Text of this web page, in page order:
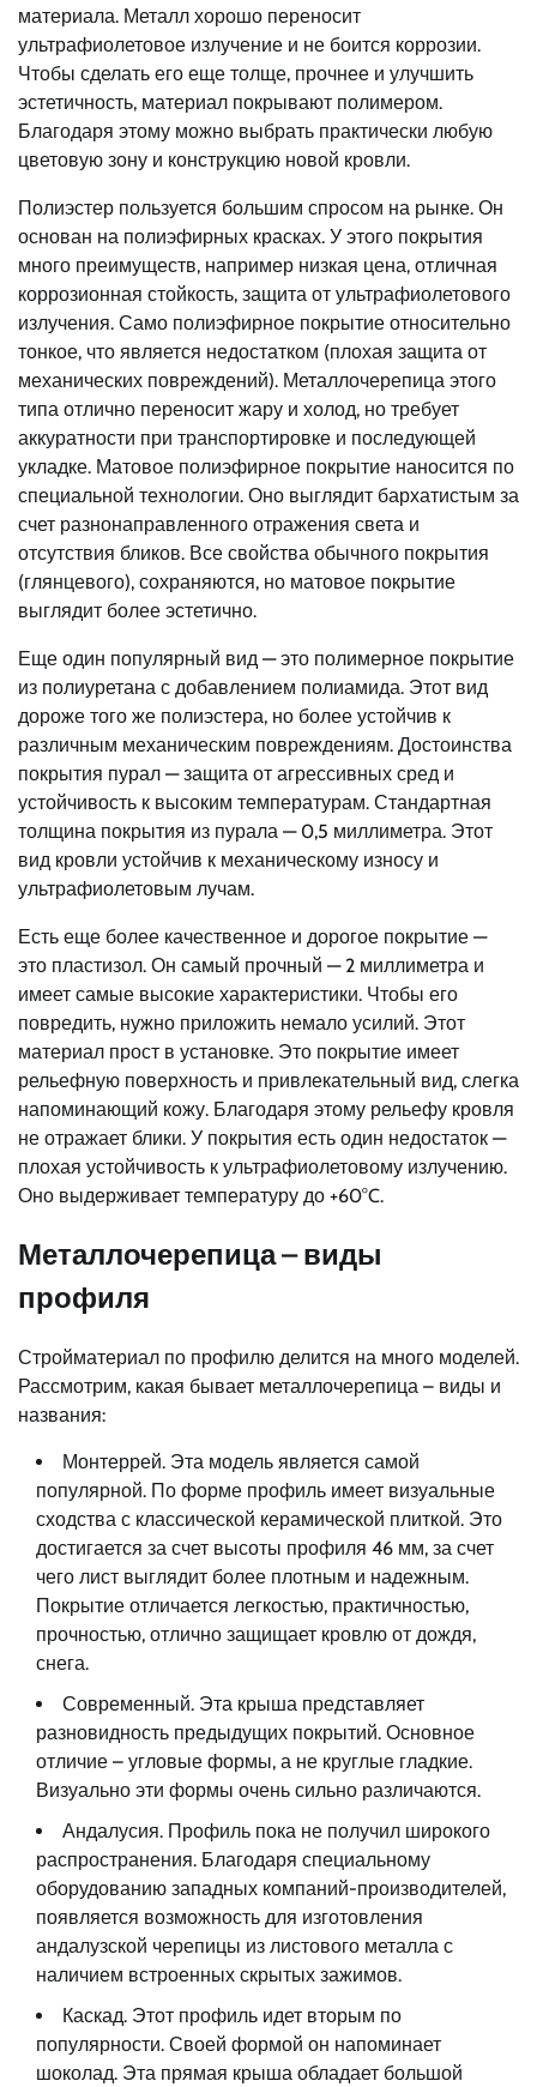
материала. Металл хорошо переносит
ультрафиолетовое излучение и не боится коррозии.
Чтобы сделать его еще толще, прочнее и улучшить
эстетичность, материал покрывают полимером.
Благодаря этому можно выбрать практически любую
цветовую зону и конструкцию новой кровли.
Полиэстер пользуется большим спросом на рынке. Он
основан на полиэфирных красках. У этого покрытия
много преимуществ, например низкая цена, отличная
коррозионная стойкость, защита от ультрафиолетового
излучения. Само полиэфирное покрытие относительно
тонкое, что является недостатком (плохая защита от
механических повреждений). Металлочерепица этого
типа отлично переносит жару и холод, но требует
аккуратности при транспортировке и последующей
укладке. Матовое полиэфирное покрытие наносится по
специальной технологии. Оно выглядит бархатистым за
счет разнонаправленного отражения света и
отсутствия бликов. Все свойства обычного покрытия
(глянцевого), сохраняются, но матовое покрытие
выглядит более эстетично.
Еще один популярный вид — это полимерное покрытие
из полиуретана с добавлением полиамида. Этот вид
дороже того же полиэстера, но более устойчив к
различным механическим повреждениям. Достоинства
покрытия пурал — защита от агрессивных сред и
устойчивость к высоким температурам. Стандартная
толщина покрытия из пурала — 0,5 миллиметра. Этот
вид кровли устойчив к механическому износу и
ультрафиолетовым лучам.
Есть еще более качественное и дорогое покрытие —
это пластизол. Он самый прочный — 2 миллиметра и
имеет самые высокие характеристики. Чтобы его
повредить, нужно приложить немало усилий. Этот
материал прост в установке. Это покрытие имеет
рельефную поверхность и привлекательный вид, слегка
напоминающий кожу. Благодаря этому рельефу кровля
не отражает блики. У покрытия есть один недостаток —
плохая устойчивость к ультрафиолетовому излучению.
Оно выдерживает температуру до +60°C.
Металлочерепица – виды
профиля
Стройматериал по профилю делится на много моделей.
Рассмотрим, какая бывает металлочерепица – виды и
названия:
Монтеррей. Эта модель является самой
популярной. По форме профиль имеет визуальные
сходства с классической керамической плиткой. Это
достигается за счет высоты профиля 46 мм, за счет
чего лист выглядит более плотным и надежным.
Покрытие отличается легкостью, практичностью,
прочностью, отлично защищает кровлю от дождя,
снега.
Современный. Эта крыша представляет
разновидность предыдущих покрытий. Основное
отличие – угловые формы, а не круглые гладкие.
Визуально эти формы очень сильно различаются.
Андалусия. Профиль пока не получил широкого
распространения. Благодаря специальному
оборудованию западных компаний-производителей,
появляется возможность для изготовления
андалузской черепицы из листового металла с
наличием встроенных скрытых зажимов.
Каскад. Этот профиль идет вторым по
популярности. Своей формой он напоминает
шоколад. Эта прямая крыша обладает большой